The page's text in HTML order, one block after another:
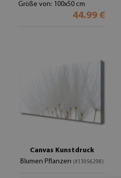
Größe von: 100x50 cm
44.99 €
Canvas Kunstdruck
Blumen Pflanzen (#13956298)